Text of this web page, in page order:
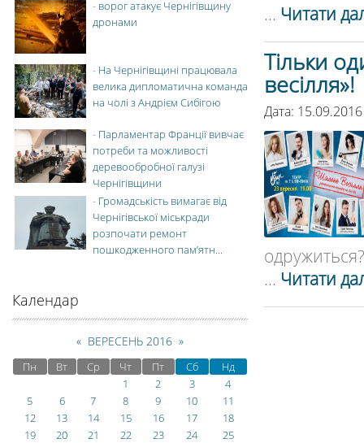
... Читати
Тільки
весілля»!
Дата:
... Читати
- ворог атакує Чернігівщину
дронами
- На Чернігівщині працювала
велика дипломатична команда
на чолі з Андрієм Сибігою
- Парламентар Франції вивчає
потреби та можливості
деревообробної галузі
Чернігівщини
- Громадськість вимагає від
Чернігівської міськради
розпочати ремонт
пошкодженного пам’ятн...
Календар
« ВЕРЕСЕНЬ 2016 »
Пн Вт Ср Чт Пт Сб
Нд
1
2 3
4
5
6 7 8 9 10
11
12
13 14 15 16 17
18
19
20 21 22 23 24
25